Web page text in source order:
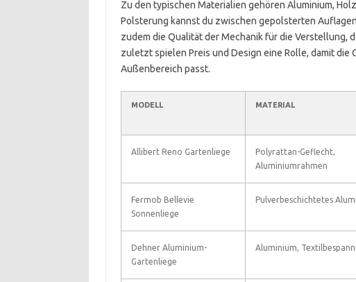
Zu den typischen Materialien gehören Aluminium,
Polsterung kannst du zwischen gepolsterten
zudem die Qualität der Mechanik für die Verstellung,
zuletzt spielen Preis und Design eine Rolle, damit die
Außenbereich passt.
MODELL MATERIAL
Allibert Reno Gartenliege
Polyrattan-Geflecht,
Aluminiumrahmen
Fermob Bellevie
Sonnenliege
Pulverbeschichtetes
Dehner Aluminium-
Gartenliege
Aluminium,